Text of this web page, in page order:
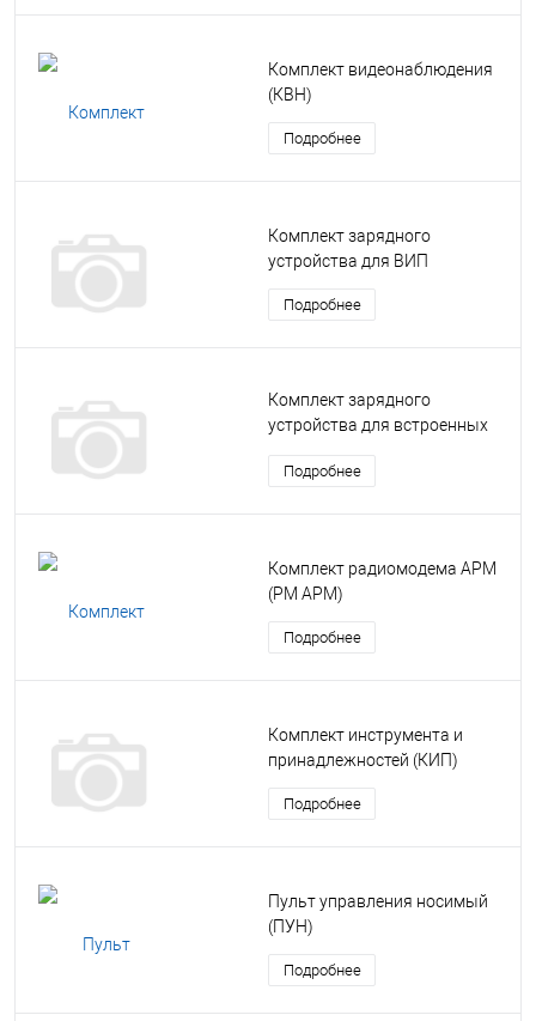
Комплект видеонаблюдения
(КВН)
Подробнее
Комплект зарядного
устройства для ВИП
Подробнее
Комплект зарядного
устройства для встроенных
Подробнее
Комплект радиомодема АРМ
(РМ АРМ)
Подробнее
Комплект инструмента и
принадлежностей (КИП)
Подробнее
Пульт управления носимый
(ПУН)
Подробнее